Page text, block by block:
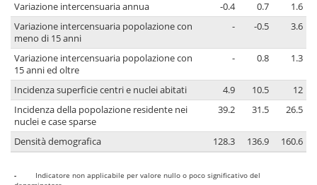
Variazione intercensuaria annua
-0.4 0.7
1.6
Variazione intercensuaria popolazione con
meno di 15 anni
- -0.5 3.6
Variazione intercensuaria popolazione con
15 anni ed oltre
- 0.8 1.3
Incidenza superficie centri e nuclei abitati 4.9 10.5
12
Incidenza della popolazione residente nei
nuclei e case sparse
39.2 31.5 26.5
Densità demografica 128.3 136.9 160.6
-
Indicatore non applicabile per valore nullo o poco significativo del